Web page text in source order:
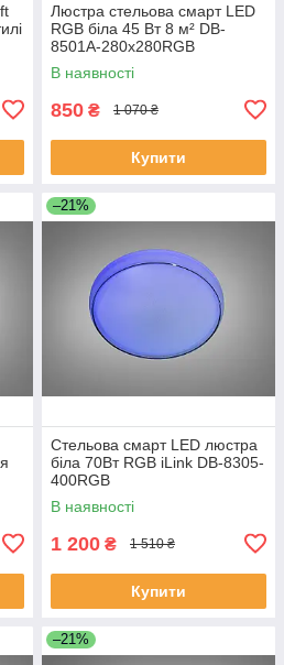
Люстра стельова смарт LED
RGB біла 45 Вт 8 м² DB-
8501A-280x280RGB
В наявності
850 ₴ 1 070 ₴
Купити
–21%
Стельова смарт LED люстра
біла 70Вт RGB iLink DB-8305-
400RGB
В наявності
1 200 ₴ 1 510 ₴
Купити
–21%